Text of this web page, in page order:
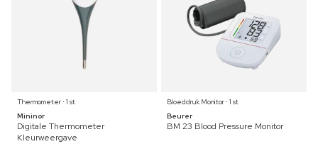
Thermometer ⋅ 1 st
Mininor
Digitale Thermometer
Kleurweergave
Bloeddruk Monitor ⋅ 1 st
Beurer
BM 23 Blood Pressure Monitor